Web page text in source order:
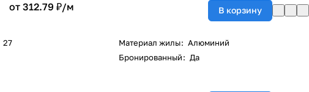
от 312.79 ₽/м В корзину
27 Материал жилы: Алюминий
Бронированный: Да